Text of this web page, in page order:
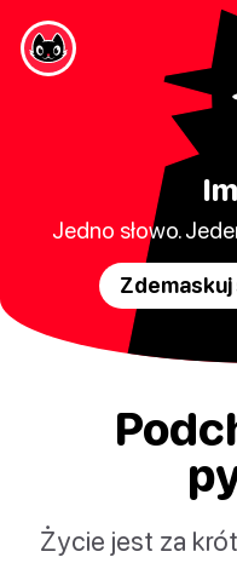
Jedno słowo.
Życie jest za